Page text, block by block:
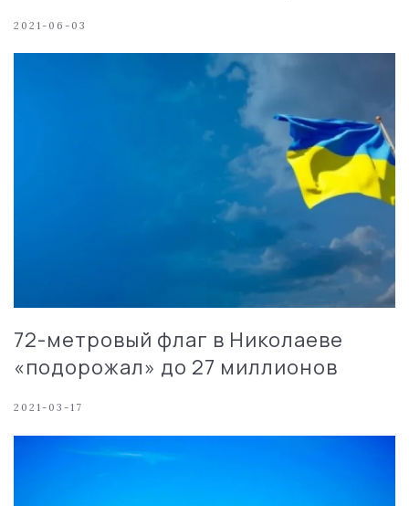
2021-06-03
72-метровый флаг в Николаеве
«подорожал» до 27 миллионов
2021-03-17